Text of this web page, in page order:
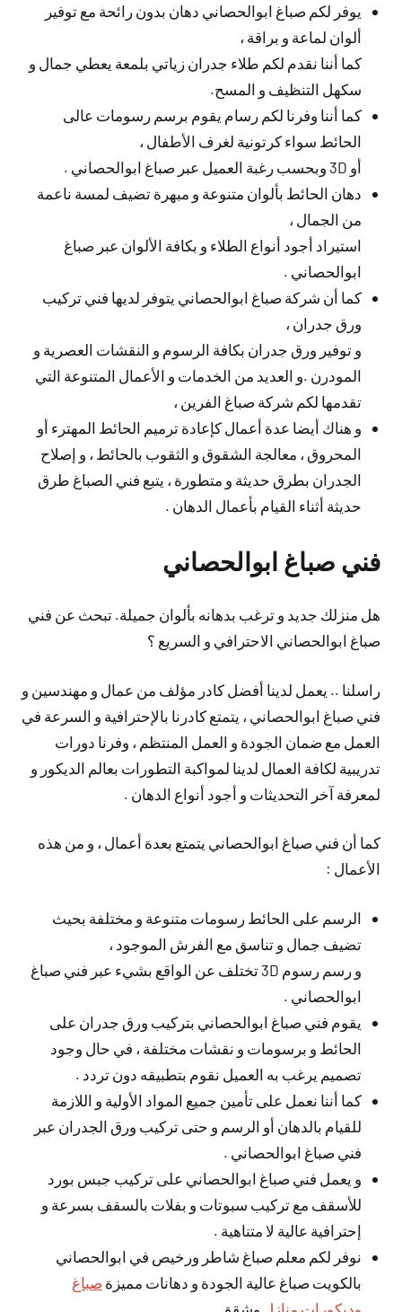
يوفر لكم صباغ ابوالحصاني دهان بدون رائحة مع توفير
ألوان لماعة و براقة ،
كما أننا نقدم لكم طلاء جدران زياتي بلمعة يعطي جمال و
سكهل التنظيف و المسح.
كما أننا وفرنا لكم رسام يقوم برسم رسومات عالى
الحائط سواء كرتونية لغرف الأطفال ،
أو 3D وبحسب رغبة العميل عبر صباغ ابوالحصاني .
دهان الحائط بألوان متنوعة و مبهرة تضيف لمسة ناعمة
من الجمال ،
استيراد أجود أنواع الطلاء و بكافة الألوان عبر صباغ
ابوالحصاني .
كما أن شركة صباغ ابوالحصاني يتوفر لديها فني تركيب
ورق جدران ،
و توفير ورق جدران بكافة الرسوم و النقشات العصرية و
المودرن .و العديد من الخدمات و الأعمال المتنوعة التي
تقدمها لكم شركة صباغ الفرين ،
و هناك أيضا عدة أعمال كإعادة ترميم الحائط المهترء أو
المحروق ، معالجة الشقوق و الثقوب بالحائط ، و إصلاح
الجدران بطرق حديثة و متطورة ، يتبع فني الصباغ طرق
حديثة أثناء القيام بأعمال الدهان .
فني صباغ ابوالحصاني
هل منزلك جديد و ترغب بدهانه بألوان جميلة. تبحث عن فني
صباغ ابوالحصاني الاحترافي و السريع ؟
راسلنا .. يعمل لدينا أفضل كادر مؤلف من عمال و مهندسين و
فني صباغ ابوالحصاني ، يتمتع كادرنا بالإحترافية و السرعة في
العمل مع ضمان الجودة و العمل المنتظم ، وفرنا دورات
تدريبية لكافة العمال لدينا لمواكبة التطورات بعالم الديكور و
لمعرفة آخر التحديثات و أجود أنواع الدهان .
كما أن فني صباغ ابوالحصاني يتمتع بعدة أعمال ، و من هذه
الأعمال :
الرسم على الحائط رسومات متنوعة و مختلفة بحيث
تضيف جمال و تناسق مع الفرش الموجود ،
و رسم رسوم 3D تختلف عن الواقع بشيء عبر فني صباغ
ابوالحصاني .
يقوم فني صباغ ابوالحصاني بتركيب ورق جدران على
الحائط و برسومات و نقشات مختلفة ، في حال وجود
تصميم يرغب به العميل نقوم بتطبيقه دون تردد .
كما أننا نعمل على تأمين جميع المواد الأولية و اللازمة
للقيام بالدهان أو الرسم و حتى تركيب ورق الجدران عبر
فني صباغ ابوالحصاني .
و يعمل فني صباغ ابوالحصاني على تركيب جبس بورد
للأسقف مع تركيب سبوتات و بفلات بالسقف بسرعة و
إحترافية عالية لا متناهية .
نوفر لكم معلم صباغ شاطر ورخيص في ابوالحصاني
بالكويت صباغ عالية الجودة و دهانات مميزةصباغ
وديكورات منازل
وشقق.